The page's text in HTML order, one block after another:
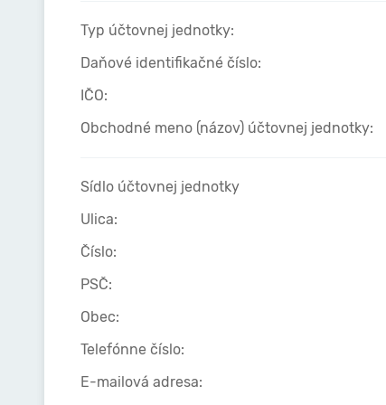
Typ účtovnej jednotky:
Daňové identifikačné číslo:
IČO:
Obchodné meno (názov) účtovnej jednotky:
Sídlo účtovnej jednotky
Ulica:
Číslo:
PSČ:
Obec:
Telefónne číslo:
E-mailová adresa: